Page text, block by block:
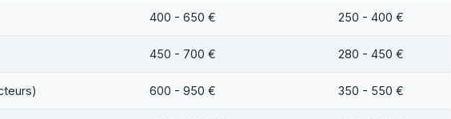
400 - 650 € 250 - 400 €
450 - 700 € 280 - 450 €
600 - 950 € 350 - 550 €